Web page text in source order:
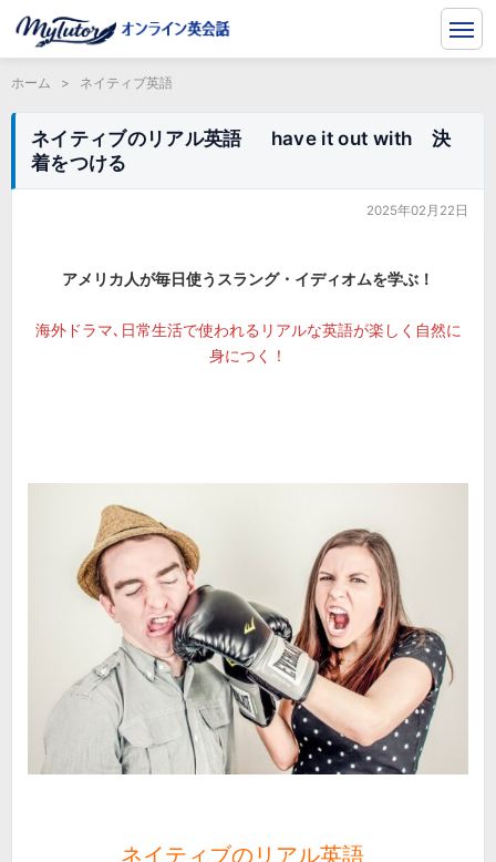
ホーム > ネイティブ英語
ネイティブのリアル英語 have it out with 決
着をつける
2025年02月22日
アメリカ人が毎日使うスラング・イディオムを学ぶ！
海外ドラマ､日常生活で使われるリアルな英語が楽しく自然に
身につく！
ネイティブのリアル英語